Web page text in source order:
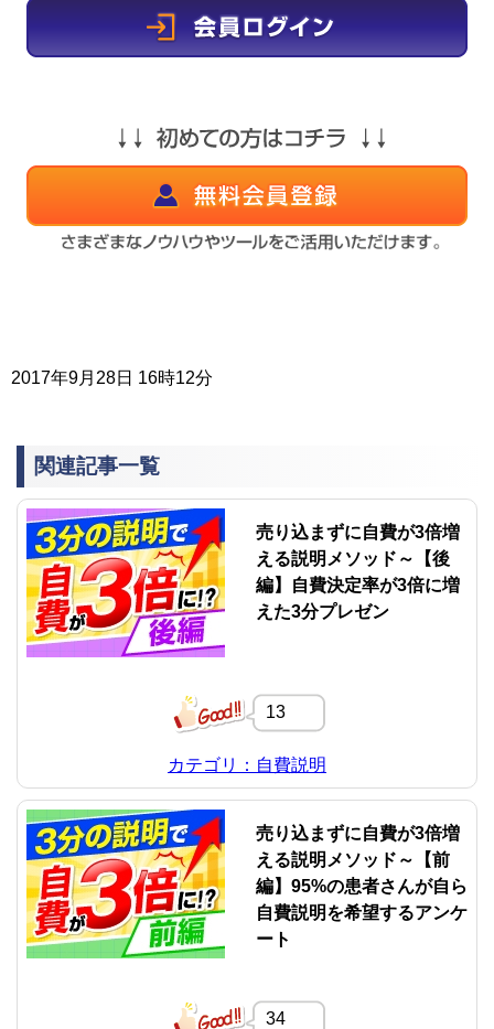
2017年9月28日 16時12分
関連記事一覧
売り込まずに自費が3倍増
える説明メソッド～【後
編】自費決定率が3倍に増
えた3分プレゼン
13
カテゴリ：自費説明
売り込まずに自費が3倍増
える説明メソッド～【前
編】95%の患者さんが自ら
自費説明を希望するアンケ
ート
34